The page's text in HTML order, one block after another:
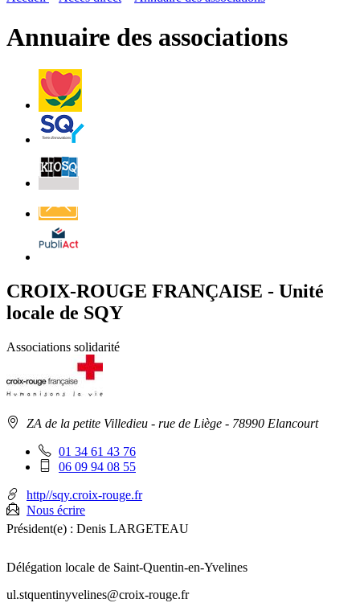
page
Annuaire des associations
Villes
et
Villages
Fleuris
Saint-
Quentin
Billetterie
Affichage
légal
CROIX-ROUGE FRANÇAISE - Unité
locale de SQY
Associations solidarité
AdresseZA de la petite Villedieu - rue de Liège - 78990 Elancourt
Téléphone
fixe
01 34 61 43 76
Téléphone
:
06 09 94 08 55
http//sqy.croix-rouge.fr
Nous écrire
Président(e) : Denis LARGETEAU
Délégation locale de Saint-Quentin-en-Yvelines
ul.stquentinyvelines@croix-rouge.fr